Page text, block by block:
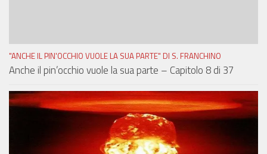
"ANCHE IL PIN'OCCHIO VUOLE LA SUA PARTE" DI S. FRANCHINO
Anche il pin’occhio vuole la sua parte – Capitolo 8 di 37